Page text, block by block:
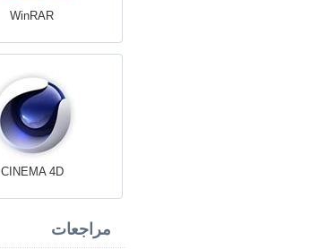
WinRAR
CINEMA 4D
مراجعات